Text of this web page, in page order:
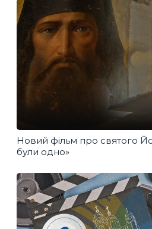
Новий фільм про святого
були одно»